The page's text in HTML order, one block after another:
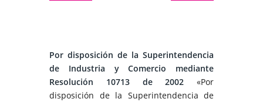
Por disposición de la Superintendencia
de Industria y Comercio mediante
Resolución 10713 de 2002 «Por
disposición de la Superintendencia de